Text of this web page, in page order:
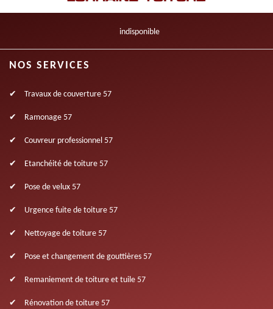
indisponible
NOS SERVICES
Travaux de couverture 57
Ramonage 57
Couvreur professionnel 57
Etanchéité de toiture 57
Pose de velux 57
Urgence fuite de toiture 57
Nettoyage de toiture 57
Pose et changement de gouttières 57
Remaniement de toiture et tuile 57
Rénovation de toiture 57